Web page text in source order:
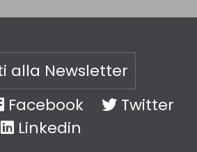
alla Newsletter
Facebook
Twitter
Linkedin